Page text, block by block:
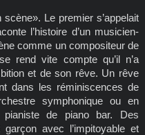
Le premier s’appelait
l’histoire d’un musicien-
comme un compositeur de
rend vite compte qu’il n’a
et de son rêve. Un rêve
dans les réminiscences de
symphonique ou en
de piano bar. Des
avec l’impitoyable et